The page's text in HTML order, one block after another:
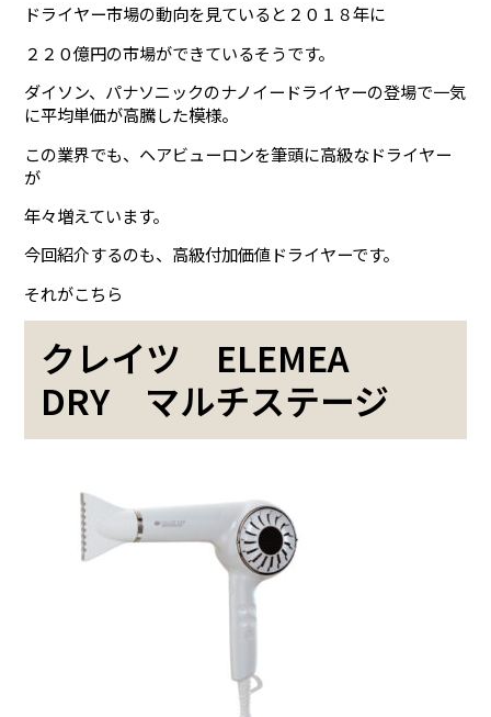
ドライヤー市場の動向を見ていると２０１８年に
２２０億円の市場ができているそうです。
ダイソン、パナソニックのナノイードライヤーの登場で一気
に平均単価が高騰した模様。
この業界でも、ヘアビューロンを筆頭に高級なドライヤー
が
年々増えています。
今回紹介するのも、高級付加価値ドライヤーです。
それがこちら
クレイツ ELEMEA
DRY マルチステージ